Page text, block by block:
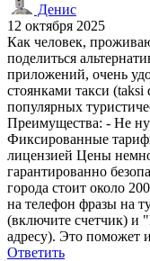
Денис
12 октября 2025
Как человек,
поделиться
приложений, очень
стоянками такси
популярных
Преимущества: - Не
Фиксированные
лицензией Цены
гарантированно
города стоит около
на телефон фразы на
(включите счетчик) и
адресу). Это поможет
Ответить